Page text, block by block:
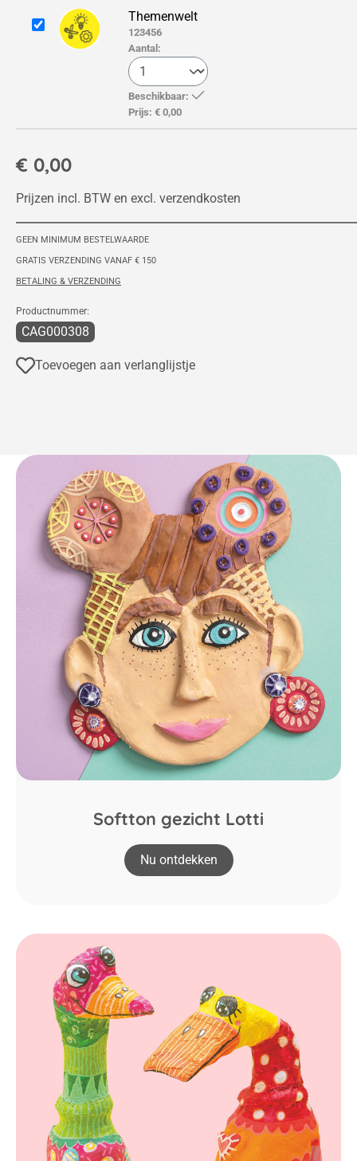
€ 0,00
Prijzen incl. BTW en excl. verzendkosten
Themenwelt
123456
Aantal:
Beschikbaar:
Prijs: € 0,00
GEEN MINIMUM BESTELWAARDE
GRATIS VERZENDING VANAF € 150
BETALING & VERZENDING
Productnummer:
CAG000308
Toevoegen aan verlanglijstje
Softton gezicht Lotti
Nu ontdekken